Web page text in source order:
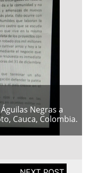
Negras a
Cauca, Colombia.